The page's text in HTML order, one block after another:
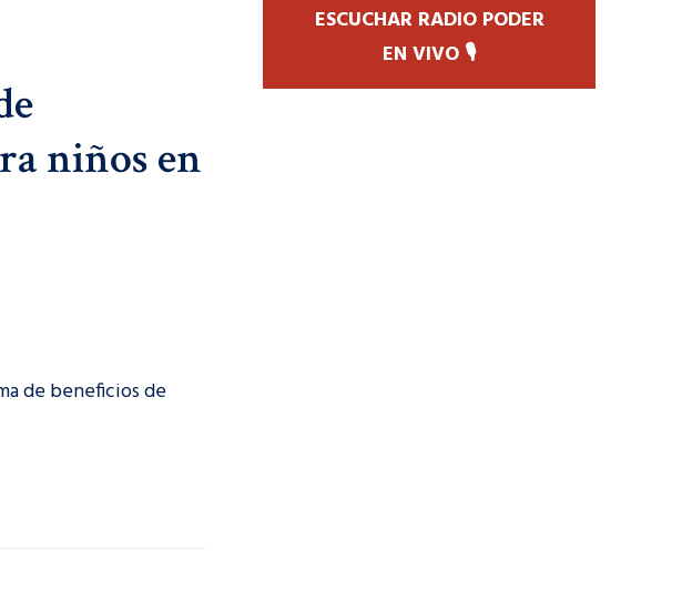
niños en
de beneficios de
ESCUCHAR RADIO PODER
EN VIVO 🎙️